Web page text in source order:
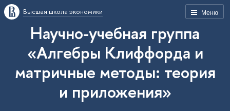
Меню
Высшая школа экономики
Научно-учебная группа
«Алгебры Клиффорда и
матричные методы: теория
и приложения»